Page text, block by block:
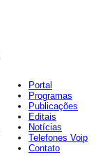
Portal
Programas
Publicações
Editais
Notícias
Telefones Voip
Contato